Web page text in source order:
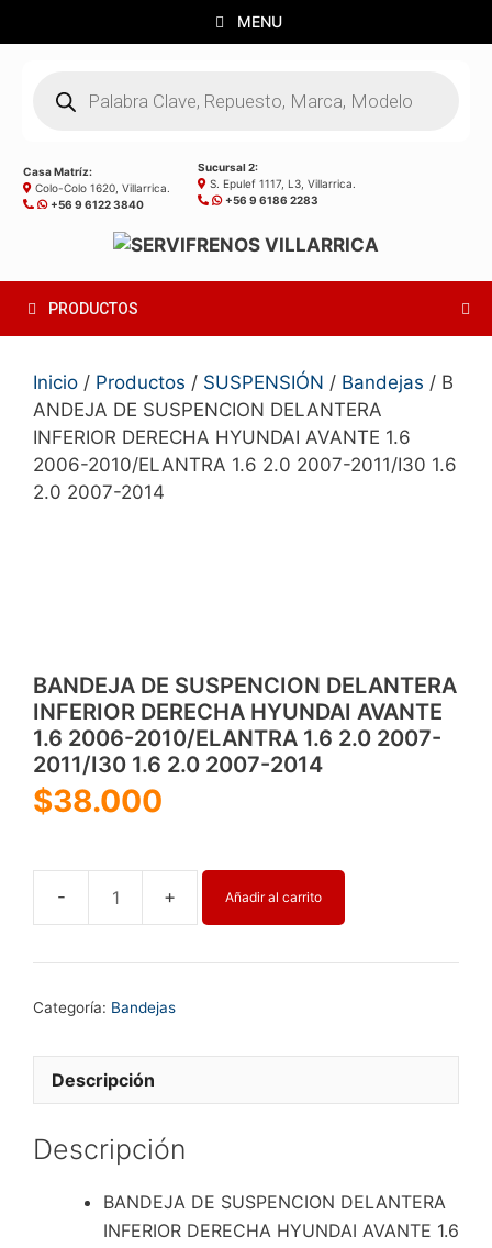
al
MENU
productos
Casa Matríz:
Colo-Colo 1620, Villarrica.
+56 9 6122 3840
Sucursal 2:
S. Epulef 1117, L3, Villarrica.
+56 9 6186 2283
PRODUCTOS
Inicio / Productos / SUSPENSIÓN / Bandejas / B
ANDEJA DE SUSPENCION DELANTERA
INFERIOR DERECHA HYUNDAI AVANTE 1.6
2006-2010/ELANTRA 1.6 2.0 2007-2011/I30 1.6
2.0 2007-2014
BANDEJA DE SUSPENCION DELANTERA
INFERIOR DERECHA HYUNDAI AVANTE
1.6 2006-2010/ELANTRA 1.6 2.0 2007-
2011/I30 1.6 2.0 2007-2014
$38.000
BANDEJA
SUSPENCION
AVANTE
1.6
2.0
Añadir al carrito
Categoría: Bandejas
Descripción
Descripción
BANDEJA DE SUSPENCION DELANTERA
INFERIOR DERECHA HYUNDAI AVANTE 1.6